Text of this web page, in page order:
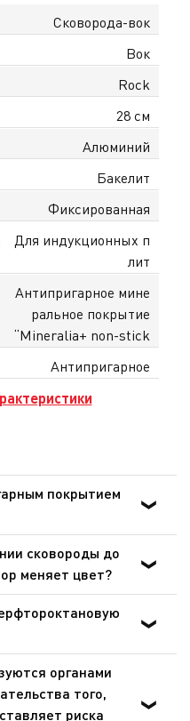
Сковорода-вок
Вок
Rock
28 см
Алюминий
Бакелит
Фиксированная
Для индукционных п
лит
Антипригарное мине
ральное покрытие
“Mineralia+ non-stick
Антипригарное
покрытием
могут
ковши и сотейники
при этом
сняты.
в
сковороды до
меняет цвет?
Сковороды для блинов:
температура для
позволяет
при идеальной
покрытием не
(ПФОК). Это
проверок,
органами
того,
риска